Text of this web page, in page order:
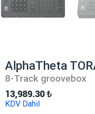
AlphaTheta
8-Track groovebox
13,989.30₺
KDV Dahil